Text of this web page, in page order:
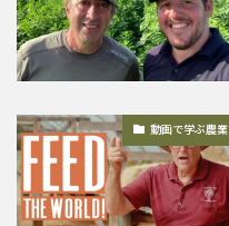
動画で学ぶ農業